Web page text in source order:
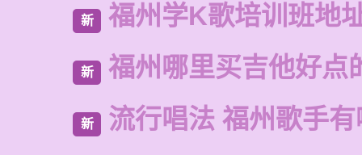
新 福州学K歌培训班地
新 福州哪里买吉他好点
新 流行唱法 福州歌手